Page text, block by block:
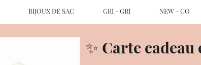
BIJOUX DE SAC GRI - GRI NEW - CO
✨ Carte